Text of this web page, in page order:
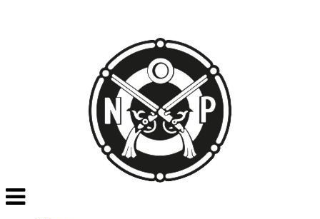
Veksle
navigasjon